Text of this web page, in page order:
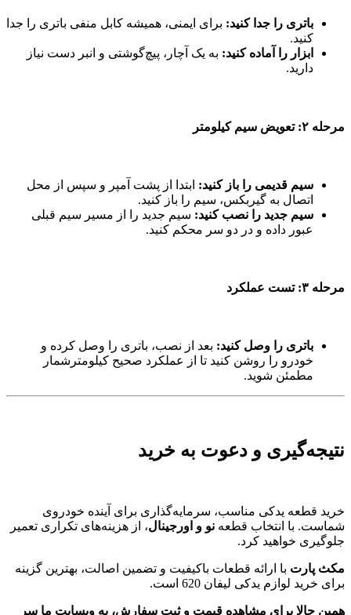
باتری را جدا کنید: برای ایمنی، همیشه کابل منفی باتری را جدا
کنید.
ابزار را آماده کنید: به یک آچار، پیچ‌گوشتی و انبر دست نیاز
دارید.
مرحله ۲: تعویض سیم کیلومتر
سیم قدیمی را باز کنید: ابتدا از پشت آمپر و سپس از محل
اتصال به گیربکس، سیم را باز کنید.
سیم جدید را نصب کنید: سیم جدید را از مسیر سیم قبلی
عبور داده و در دو سر محکم کنید.
مرحله ۳: تست عملکرد
باتری را وصل کنید: بعد از نصب، باتری را وصل کرده و
خودرو را روشن کنید تا از عملکرد صحیح کیلومترشمار
مطمئن شوید.
نتیجه‌گیری و دعوت به خرید
خرید قطعه یدکی مناسب، سرمایه‌گذاری برای آینده خودروی
شماست. با انتخاب قطعه نو و اورجینال، از هزینه‌های تکراری تعمیر
جلوگیری خواهید کرد.
مکث پارت با ارائه قطعات باکیفیت و تضمین اصالت، بهترین گزینه
برای خرید لوازم یدکی لیفان 620 است.
همین حالا برای مشاهده قیمت و ثبت سفارش، به وبسایت ما سر